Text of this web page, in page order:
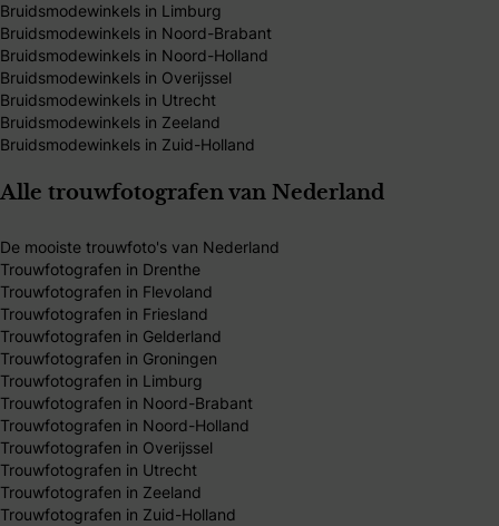
Bruidsmodewinkels in Limburg
Bruidsmodewinkels in Noord-Brabant
Bruidsmodewinkels in Noord-Holland
Bruidsmodewinkels in Overijssel
Bruidsmodewinkels in Utrecht
Bruidsmodewinkels in Zeeland
Bruidsmodewinkels in Zuid-Holland
Alle trouwfotografen van Nederland
De mooiste trouwfoto's van Nederland
Trouwfotografen in Drenthe
Trouwfotografen in Flevoland
Trouwfotografen in Friesland
Trouwfotografen in Gelderland
Trouwfotografen in Groningen
Trouwfotografen in Limburg
Trouwfotografen in Noord-Brabant
Trouwfotografen in Noord-Holland
Trouwfotografen in Overijssel
Trouwfotografen in Utrecht
Trouwfotografen in Zeeland
Trouwfotografen in Zuid-Holland